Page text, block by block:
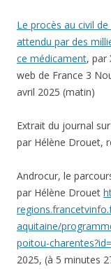
Le procès au civil
attendu par des
ce médicament, par
web de France 3
avril 2025 (matin)
Extrait du journal
par Hélène Drouet,
Androcur, le
par Hélène Drouet
aquitaine/
poitou-
2025, (à 5 minutes